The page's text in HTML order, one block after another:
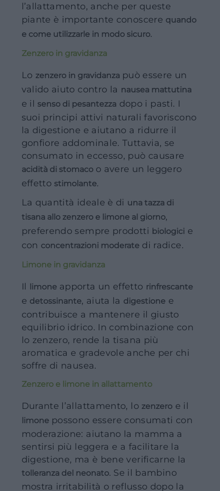
l’allattamento, anche per queste
piante è importante conoscere quando
e come utilizzarle in modo sicuro.
Zenzero in gravidanza
Lo zenzero in gravidanzapuò essere un
valido aiuto contro la nausea mattutina
e ilsenso di pesantezza dopo i pasti. I
suoi principi attivi naturali favoriscono
la digestione e aiutano a ridurre il
gonfiore addominale. Tuttavia, se
consumato in eccesso, può causare
acidità di stomacoo avere un leggero
effettostimolante.
La quantità ideale è di una tazza di
tisana allo zenzero e limone al giorno,
preferendo sempre prodotti biologici e
con concentrazioni moderatedi radice.
Limone in gravidanza
Il limoneapporta un effetto rinfrescante
e detossinante, aiuta la digestione e
contribuisce a mantenere il giusto
equilibrio idrico. In combinazione con
lo zenzero, rende la tisana più
aromatica e gradevole anche per chi
soffre di nausea.
Zenzero e limone in allattamento
Durante l’allattamento, lo zenzero e il
limonepossono essere consumati con
moderazione: aiutano la mamma a
sentirsi più leggera e a facilitare la
digestione, ma è bene verificarne la
tolleranza del neonato. Se il bambino
mostra irritabilità o reflusso dopo la